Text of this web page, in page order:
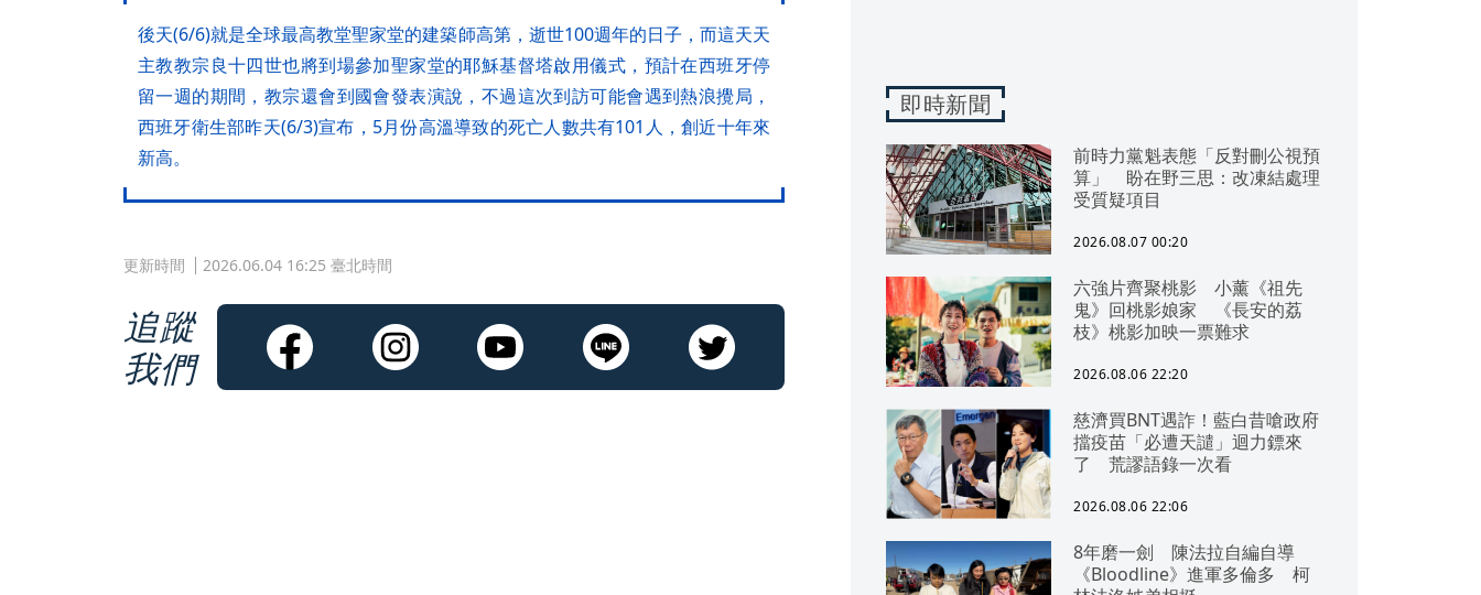
後天(6/6)就是全球最高教堂聖家堂的建築師高第，逝世100週年的日子，而這天天
主教教宗良十四世也將到場參加聖家堂的耶穌基督塔啟用儀式，預計在西班牙停
留一週的期間，教宗還會到國會發表演說，不過這次到訪可能會遇到熱浪攪局，
西班牙衛生部昨天(6/3)宣布，5月份高溫導致的死亡人數共有101人，創近十年來
新高。
更新時間 2026.06.04 16:25 臺北時間
追蹤
我們
即時新聞
前時力黨魁表態「反對刪公視預
算」 盼在野三思：改凍結處理
受質疑項目
2026.08.07 00:20
六強片齊聚桃影 小薰《祖先
鬼》回桃影娘家 《長安的荔
枝》桃影加映一票難求
2026.08.06 22:20
慈濟買BNT遇詐！藍白昔嗆政府
擋疫苗「必遭天譴」迴力鏢來
了 荒謬語錄一次看
2026.08.06 22:06
8年磨一劍 陳法拉自編自導
《Bloodline》進軍多倫多 柯